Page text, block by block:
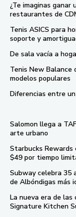
¿Te imaginas ganar
restaurantes de
Tenis ASICS para
soporte y
De sala vacía a
Tenis New Balance
modelos populares
Diferencias entre
Salomon llega a
arte urbano
Starbucks Rewards
$49 por tiempo
Subway celebra 35
de Albóndigas más
La nueva era de
Signature Kitchen